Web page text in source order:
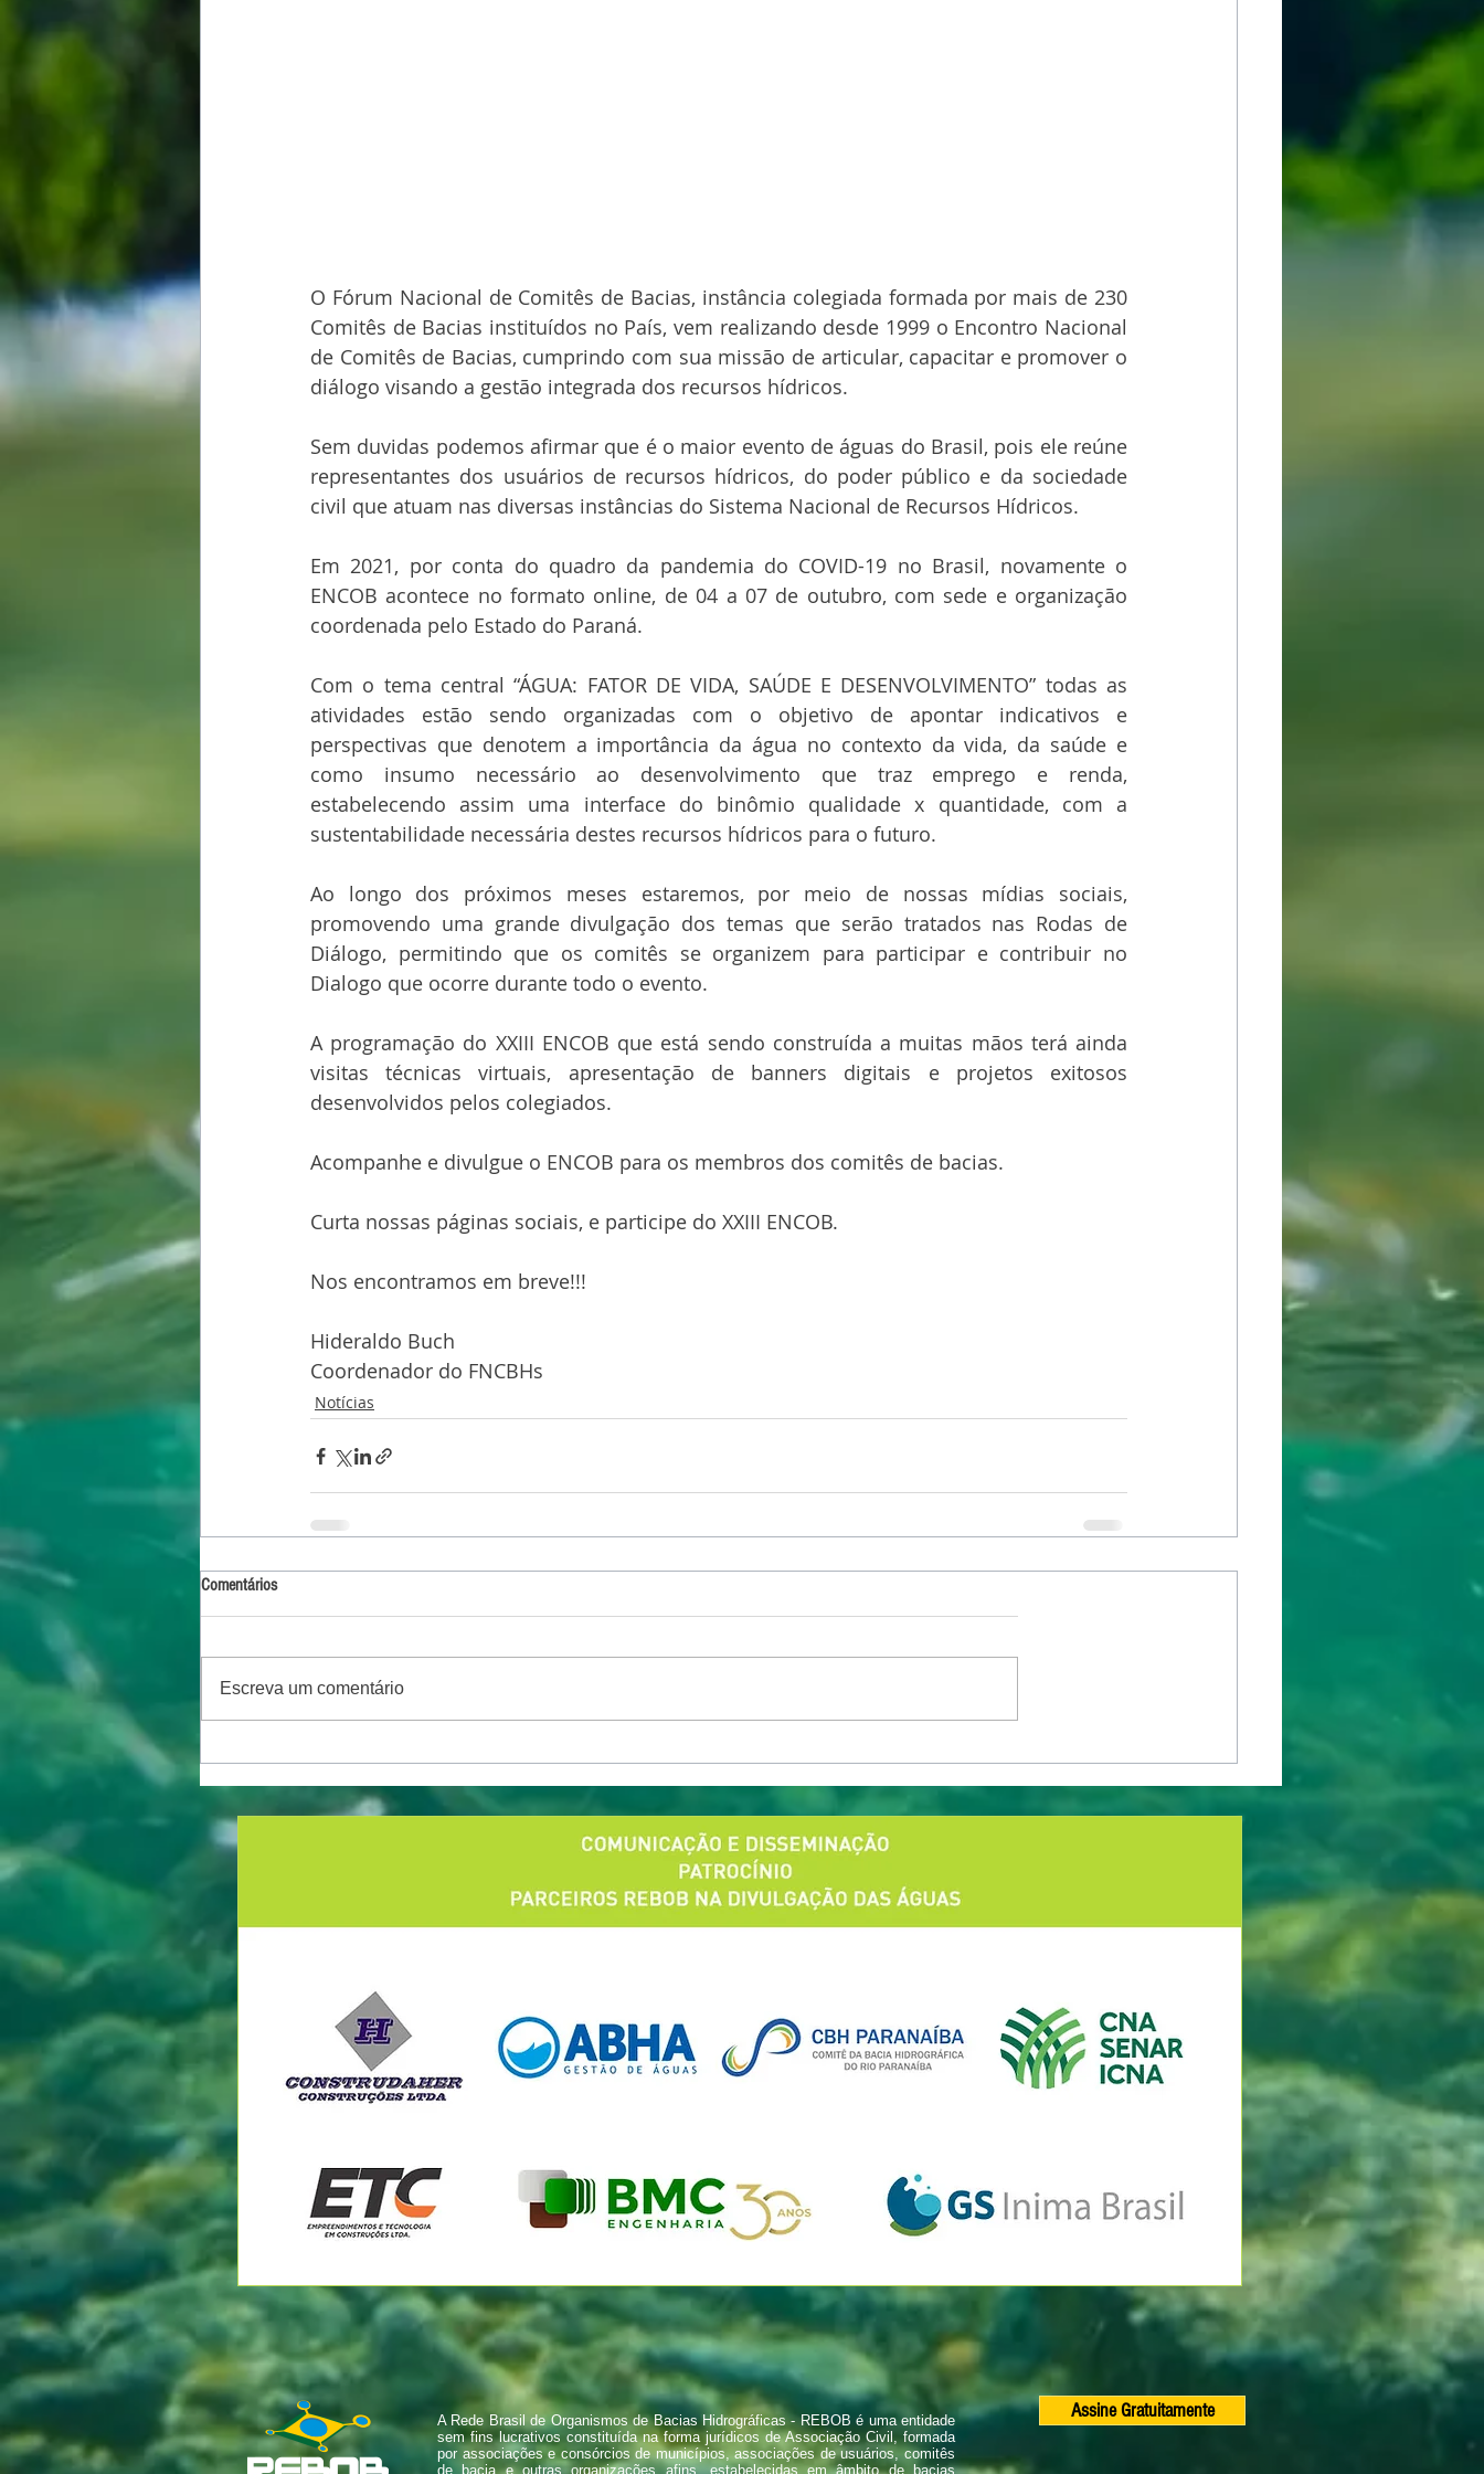
O Fórum Nacional de Comitês de Bacias, instância colegiada formada por mais de 230
Comitês de Bacias instituídos no País, vem realizando desde 1999 o Encontro Nacional
de Comitês de Bacias, cumprindo com sua missão de articular, capacitar e promover o
diálogo visando a gestão integrada dos recursos hídricos.
Sem duvidas podemos afirmar que é o maior evento de águas do Brasil, pois ele reúne
representantes dos usuários de recursos hídricos, do poder público e da sociedade
civil que atuam nas diversas instâncias do Sistema Nacional de Recursos Hídricos.
Em 2021, por conta do quadro da pandemia do COVID-19 no Brasil, novamente o
ENCOB acontece no formato online, de 04 a 07 de outubro, com sede e organização
coordenada pelo Estado do Paraná.
Com o tema central “ÁGUA: FATOR DE VIDA, SAÚDE E DESENVOLVIMENTO” todas as
atividades estão sendo organizadas com o objetivo de apontar indicativos e
perspectivas que denotem a importância da água no contexto da vida, da saúde e
como insumo necessário ao desenvolvimento que traz emprego e renda,
estabelecendo assim uma interface do binômio qualidade x quantidade, com a
sustentabilidade necessária destes recursos hídricos para o futuro.
Ao longo dos próximos meses estaremos, por meio de nossas mídias sociais,
promovendo uma grande divulgação dos temas que serão tratados nas Rodas de
Diálogo, permitindo que os comitês se organizem para participar e contribuir no
Dialogo que ocorre durante todo o evento.
A programação do XXIII ENCOB que está sendo construída a muitas mãos terá ainda
visitas técnicas virtuais, apresentação de banners digitais e projetos exitosos
desenvolvidos pelos colegiados.
Acompanhe e divulgue o ENCOB para os membros dos comitês de bacias.
Curta nossas páginas sociais, e participe do XXIII ENCOB.
Nos encontramos em breve!!!
Hideraldo Buch
Coordenador do FNCBHs
Notícias
Comentários
Escreva um comentário
A Rede Brasil de Organismos de Bacias Hidrográficas - REBOB é uma entidade
sem fins lucrativos constituída na forma jurídicos de Associação Civil, formada
por associações e consórcios de municípios, associações de usuários, comitês
de bacia e outras organizações afins, estabelecidas em âmbito de bacias
Assine Gratuitamente